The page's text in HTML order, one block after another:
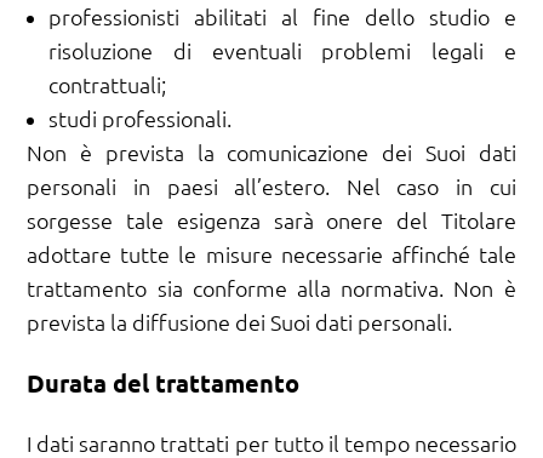
professionisti abilitati al fine dello studio e
risoluzione di eventuali problemi legali e
contrattuali;
studi professionali.
Non è prevista la comunicazione dei Suoi dati
personali in paesi all’estero. Nel caso in cui
sorgesse tale esigenza sarà onere del Titolare
adottare tutte le misure necessarie affinché tale
trattamento sia conforme alla normativa. Non è
prevista la diffusione dei Suoi dati personali.
Durata del trattamento
I dati saranno trattati per tutto il tempo necessario